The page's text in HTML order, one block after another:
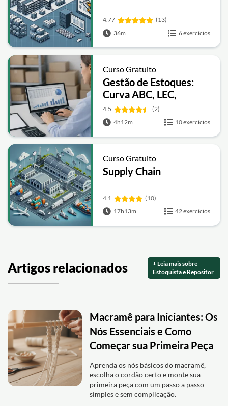
4.77
(13)
36m
6 exercícios
Curso Gratuito
Gestão de Estoques:
Curva ABC, LEC,
FIFO/LIFO e Estoque
de Segurança com
4.5
(2)
4h12m
10 exercícios
Curso Gratuito
Supply Chain
4.1
(10)
17h13m
42 exercícios
Artigos relacionados
+ Leia mais sobre
Estoquista e Repositor
Macramê para Iniciantes: Os
Nós Essenciais e Como
Começar sua Primeira Peça
Aprenda os nós básicos do macramê,
escolha o cordão certo e monte sua
primeira peça com um passo a passo
simples e sem complicação.